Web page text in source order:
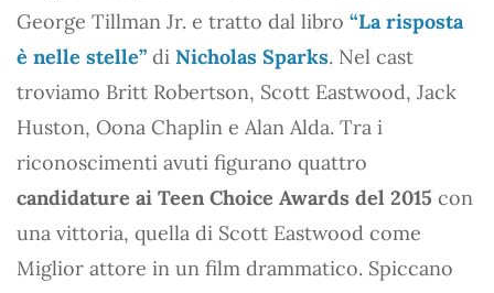
George Tillman Jr. e tratto dal libro “La risposta
è nelle stelle” di Nicholas Sparks. Nel cast
troviamo Britt Robertson, Scott Eastwood, Jack
Huston, Oona Chaplin e Alan Alda. Tra i
riconoscimenti avuti figurano quattro
candidature ai Teen Choice Awards del 2015 con
una vittoria, quella di Scott Eastwood come
Miglior attore in un film drammatico. Spiccano